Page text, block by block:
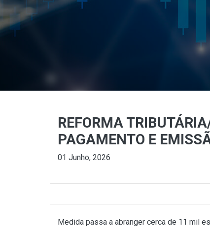
REFORMA
PAGAMENTO E
01 Junho, 2026
Medida passa a abranger cerca de 11 mil